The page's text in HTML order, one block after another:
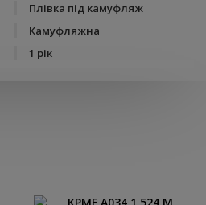
Плівка під камуфляж
Камуфляжна
1 рік